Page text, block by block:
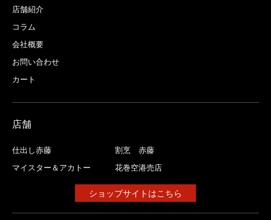
店舗紹介
コラム
会社概要
お問い合わせ
カート
店舗
仕出し赤藤
割烹 赤藤
マイスター＆アカトー
花巻空港売店
ショップサイトはこちら